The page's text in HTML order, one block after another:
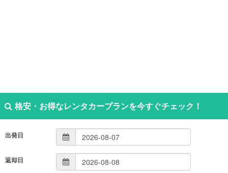
格安・お得なレンタカープランを今すぐチェック！
出発日
返却日